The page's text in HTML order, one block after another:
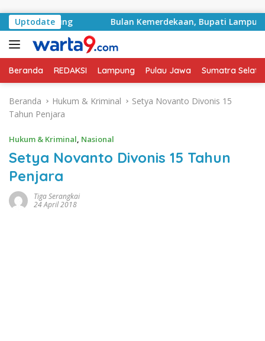
Uptodate
Rampung Bulan Kemerdekaan, Bupati Lampung
Beranda REDAKSI Lampung Pulau Jawa Sumatra
Beranda Hukum & Kriminal
Setya Novanto Divonis 15
Tahun Penjara
Hukum & Kriminal, Nasional
Setya Novanto Divonis 15 Tahun
Penjara
Tiga Serangkai
24 April 2018